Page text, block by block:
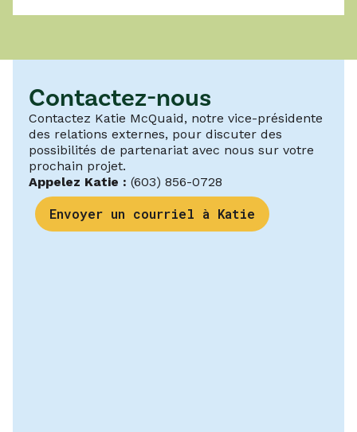
Contactez-nous
Contactez Katie McQuaid, notre vice-présidente
des relations externes, pour discuter des
possibilités de partenariat avec nous sur votre
prochain projet.
Appelez Katie : (603) 856-0728
Envoyer un courriel à Katie